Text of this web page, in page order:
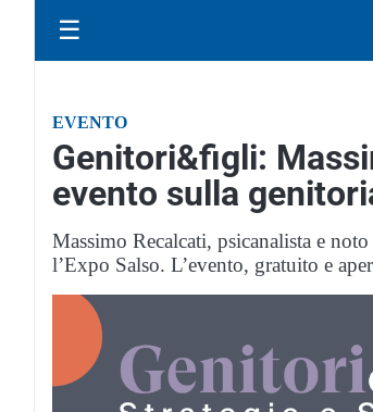
☰
EVENTO
Genitori&figli:
evento sulla
Massimo Recalcati, psicanalista e
l’Expo Salso. L’evento, gratuito e